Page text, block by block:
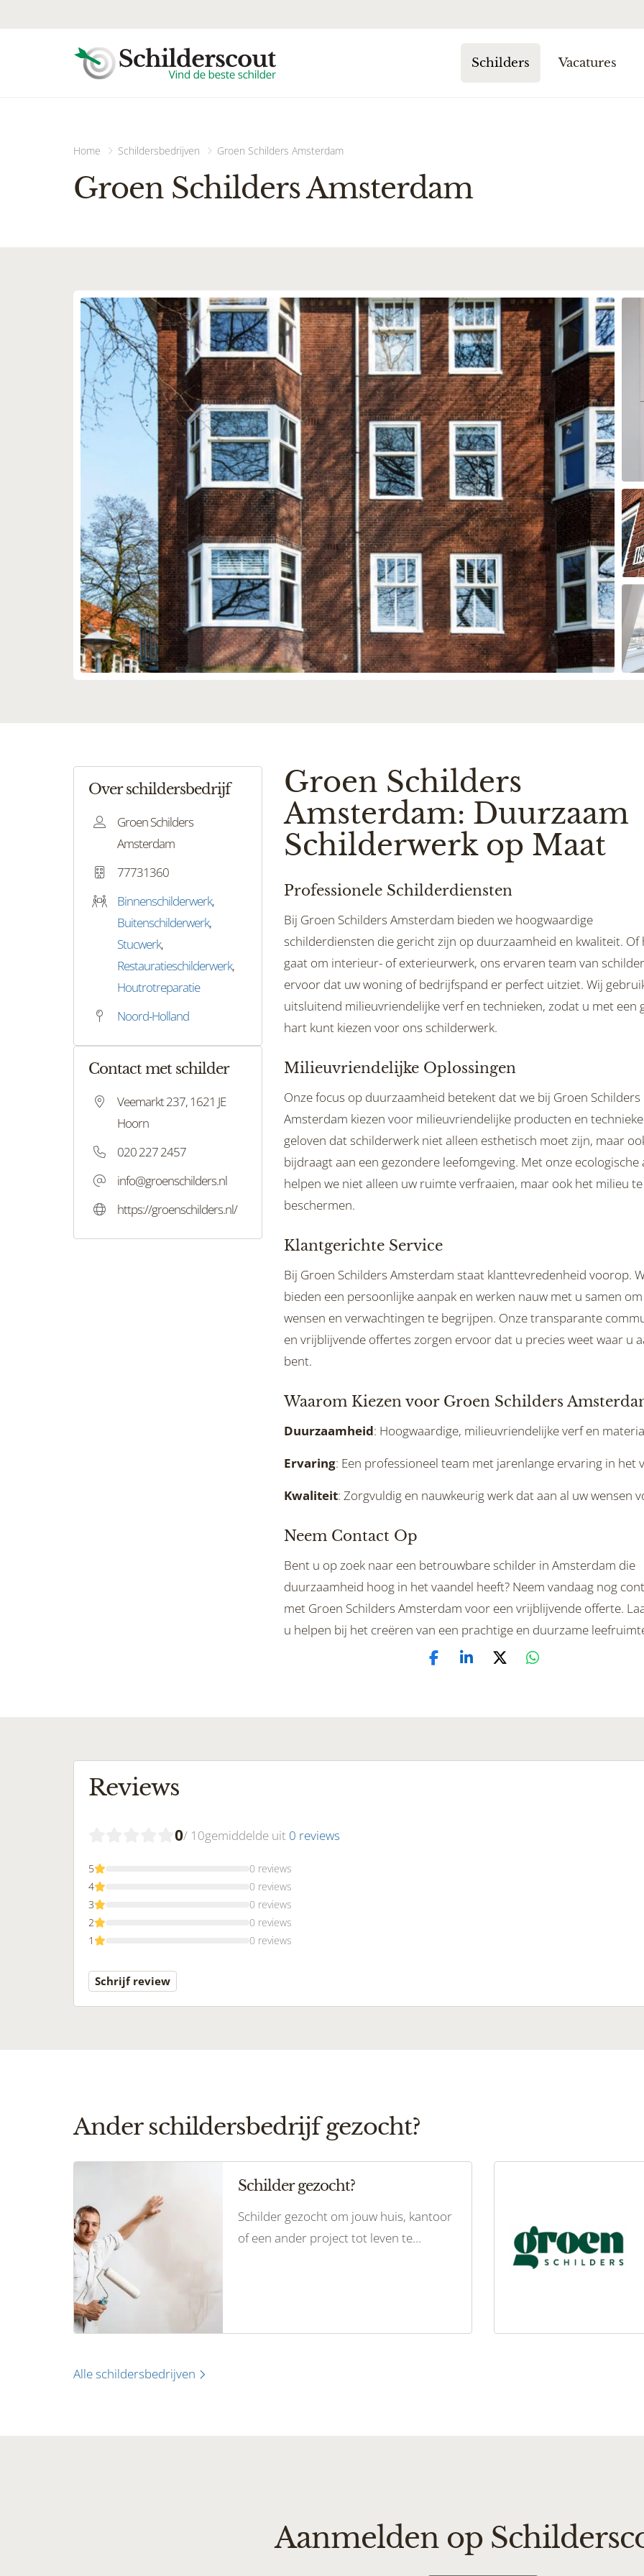
Home Schildersbedrijven Groen Schilders Amsterdam
Groen Schilders Amsterdam
Over schildersbedrijf
Groen Schilders
Amsterdam
77731360
Binnenschilderwerk,
Buitenschilderwerk,
Stucwerk,
Restauratieschilderwerk,
Houtrotreparatie
Noord-Holland
Contact met schilder
Veemarkt 237, 1621 JE
Hoorn
020 227 2457
info@groenschilders.nl
https://groenschilders.nl/
Groen Schilders
Amsterdam: Duurzaam
Schilderwerk op Maat
Professionele Schilderdiensten
Bij Groen Schilders Amsterdam bieden we hoogwaardige
schilderdiensten die gericht zijn op duurzaamheid en kwaliteit. Of
gaat om interieur- of exterieurwerk, ons ervaren team van
ervoor dat uw woning of bedrijfspand er perfect uitziet. Wij
uitsluitend milieuvriendelijke verf en technieken, zodat u met een
hart kunt kiezen voor ons schilderwerk.
Milieuvriendelijke Oplossingen
Onze focus op duurzaamheid betekent dat we bij Groen Schilders
Amsterdam kiezen voor milieuvriendelijke producten en
geloven dat schilderwerk niet alleen esthetisch moet zijn, maar
bijdraagt aan een gezondere leefomgeving. Met onze ecologische
helpen we niet alleen uw ruimte verfraaien, maar ook het milieu te
beschermen.
Klantgerichte Service
Bij Groen Schilders Amsterdam staat klanttevredenheid voorop.
bieden een persoonlijke aanpak en werken nauw met u samen
wensen en verwachtingen te begrijpen. Onze transparante
en vrijblijvende offertes zorgen ervoor dat u precies weet waar u
bent.
Waarom Kiezen voor Groen Schilders
Duurzaamheid: Hoogwaardige, milieuvriendelijke verf en
Ervaring: Een professioneel team met jarenlange ervaring in het
Kwaliteit: Zorgvuldig en nauwkeurig werk dat aan al uw wensen
Neem Contact Op
Bent u op zoek naar een betrouwbare schilder in Amsterdam die
duurzaamheid hoog in het vaandel heeft? Neem vandaag nog
met Groen Schilders Amsterdam voor een vrijblijvende offerte.
u helpen bij het creëren van een prachtige en duurzame
Reviews
0/ 10gemiddelde uit 0 reviews
5
0 reviews
4
0 reviews
3
0 reviews
2
0 reviews
1
0 reviews
Schrijf review
Ander schildersbedrijf gezocht?
Schilder gezocht?
Schilder gezocht om jouw huis, kantoor
of een ander project tot leven te
Alle schildersbedrijven
Aanmelden op
Schilders Vacatures